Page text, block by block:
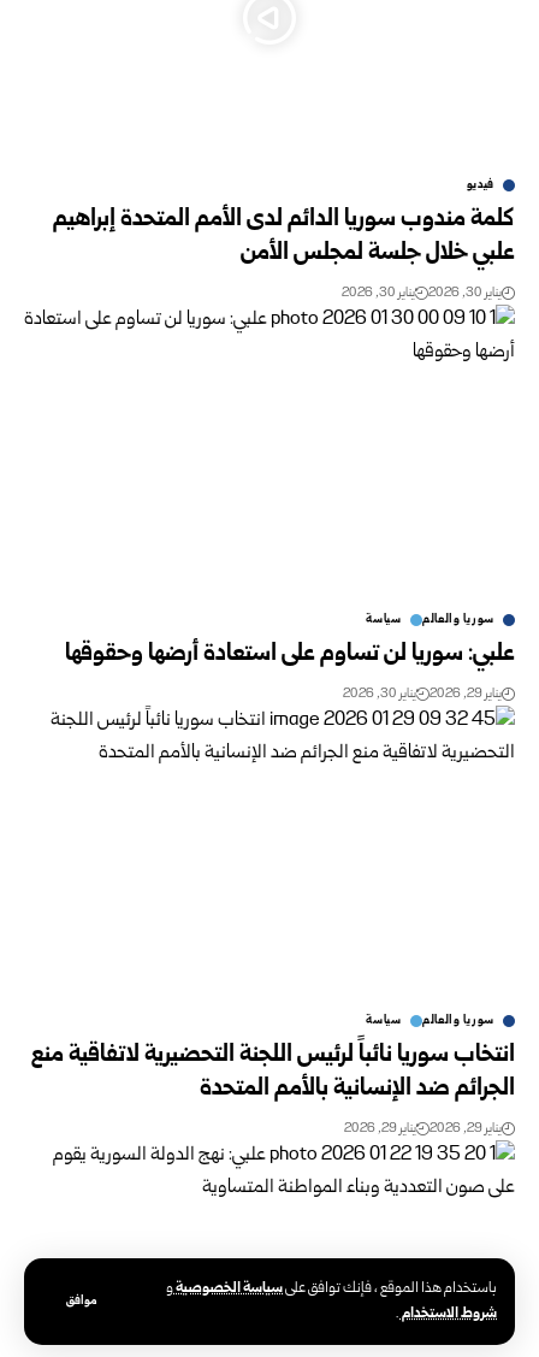
باستخدام هذا الموقع ، فإنك توافق علىسياسة الخصوصيةو
شروط الاستخدام.
موافق
فيديو
كلمة مندوب سوريا الدائم لدى الأمم المتحدة إبراهيم
علبي خلال جلسة لمجلس الأمن
يناير 30, 2026 يناير 30, 2026
سوريا والعالم سياسة
علبي: سوريا لن تساوم على استعادة أرضها وحقوقها
يناير 29, 2026 يناير 30, 2026
سوريا والعالم سياسة
انتخاب سوريا نائباً لرئيس اللجنة التحضيرية لاتفاقية منع
الجرائم ضد الإنسانية بالأمم المتحدة
يناير 29, 2026 يناير 29, 2026